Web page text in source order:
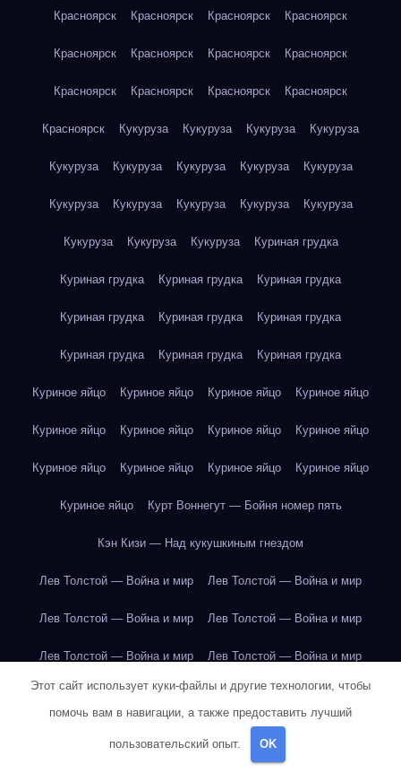
Красноярск Красноярск Красноярск Красноярск
Красноярск Красноярск Красноярск Красноярск
Красноярск Красноярск Красноярск Красноярск
Красноярск Кукуруза Кукуруза Кукуруза Кукуруза
Кукуруза Кукуруза Кукуруза Кукуруза Кукуруза
Кукуруза Кукуруза Кукуруза Кукуруза Кукуруза
Кукуруза Кукуруза Кукуруза Куриная грудка
Куриная грудка Куриная грудка Куриная грудка
Куриная грудка Куриная грудка Куриная грудка
Куриная грудка Куриная грудка Куриная грудка
Куриное яйцо Куриное яйцо Куриное яйцо Куриное яйцо
Куриное яйцо Куриное яйцо Куриное яйцо Куриное яйцо
Куриное яйцо Куриное яйцо Куриное яйцо Куриное яйцо
Куриное яйцо Курт Воннегут — Бойня номер пять
Кэн Кизи — Над кукушкиным гнездом
Лев Толстой — Война и мир Лев Толстой — Война и мир
Лев Толстой — Война и мир Лев Толстой — Война и мир
Лев Толстой — Война и мир Лев Толстой — Война и мир
Лев Толстой — Война и мир Лев Толстой — Война и мир
Лев Толстой — Война и мир
Этот сайт использует куки-файлы и другие технологии, чтобы
помочь вам в навигации, а также предоставить лучший
пользовательский опыт. OK